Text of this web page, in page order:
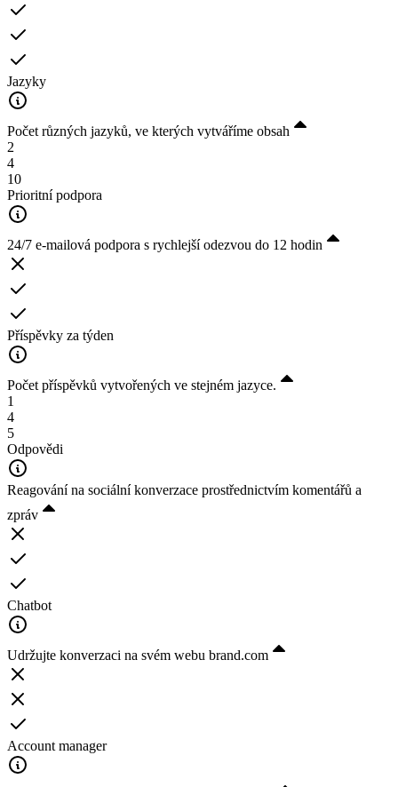
Jazyky
Počet různých jazyků, ve kterých vytváříme obsah
2
4
10
Prioritní podpora
24/7 e-mailová podpora s rychlejší odezvou do 12 hodin
Příspěvky za týden
Počet příspěvků vytvořených ve stejném jazyce.
1
4
5
Odpovědi
Reagování na sociální konverzace prostřednictvím komentářů a
zpráv
Chatbot
Udržujte konverzaci na svém webu brand.com
Account manager